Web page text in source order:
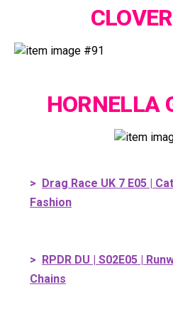
HORNELLA
> Drag Race UK 7 E05 |
Fashion
> RPDR DU | S02E05 |
Chains